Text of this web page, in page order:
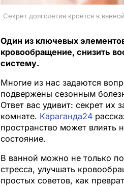
Секрет долголетия кроется в
Один из ключевых
кровообращение, снизить
систему.
Многие из нас задаются
подвержены сезонным
Ответ вас удивит: секрет их
комнате. Караганда24
пространство может влиять
состояние.
В ванной можно не только
стресса, улучшать
простых советов, как